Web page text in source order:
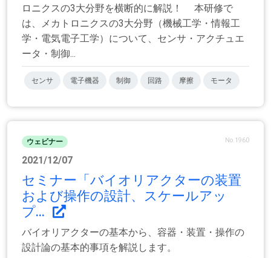
ロニクスの3大分野を横断的に解説！ 本研修で
は、メカトロニクスの3大分野（機械工学・情報工
学・電気電子工学）について、センサ・アクチュエ
ータ・制御...
センサ 電子機器 制御 回路 摩擦 モータ
ウェビナー No.1960
2021/12/07
セミナー「バイオリアクターの装置
および操作の設計、スケールアッ
プ...
バイオリアクターの基本から、容器・装置・操作の
設計論の基本的事項を解説します。